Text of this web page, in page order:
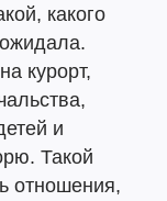
какого
курорт,
и
Такой
отношения,